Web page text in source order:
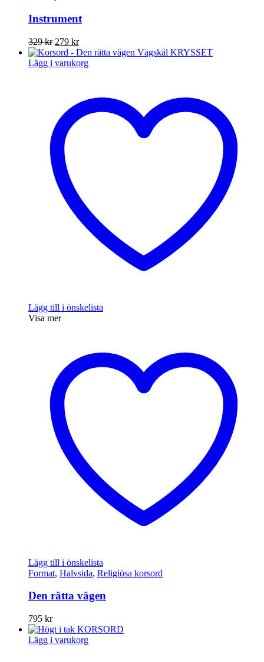
Instrument
329kr Det
ursprungliga
priset
279 krDet
nuvarande
priset
Lägg i varukorg
Lägg till i önskelista
Visa mer
Lägg till i önskelista
Format, Halvsida, Religiösa korsord
Den rätta vägen
795 kr
Lägg i varukorg